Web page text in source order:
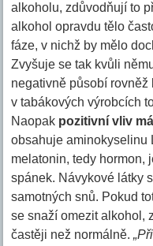
alkoholu, zdůvodňují to
alkohol opravdu tělo
fáze, v nichž by mělo
Zvyšuje se tak kvůli
negativně působí
v tabákových výrobcích
Naopak pozitivní vliv
obsahuje aminokyselinu
melatonin, tedy hormon,
spánek. Návykové látky
samotných snů. Pokud
se snaží omezit alkohol,
častěji než normálně.